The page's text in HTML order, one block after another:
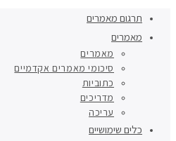
תרגום מאמרים
מאמרים
מאמרים
סיכומי מאמרים אקדמיים
כתוביות
מדריכים
עריכה
כלים שימושיים